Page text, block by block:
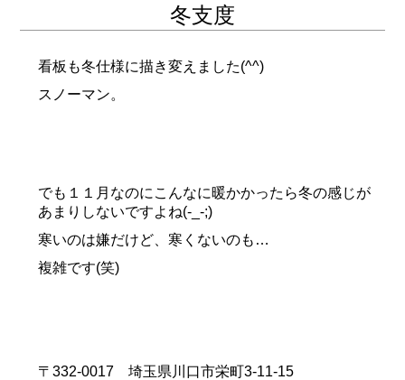
冬支度
看板も冬仕様に描き変えました(^^)
スノーマン。
でも１１月なのにこんなに暖かかったら冬の感じが
あまりしないですよね(-_-;)
寒いのは嫌だけど、寒くないのも…
複雑です(笑)
〒332-0017 埼玉県川口市栄町3-11-15